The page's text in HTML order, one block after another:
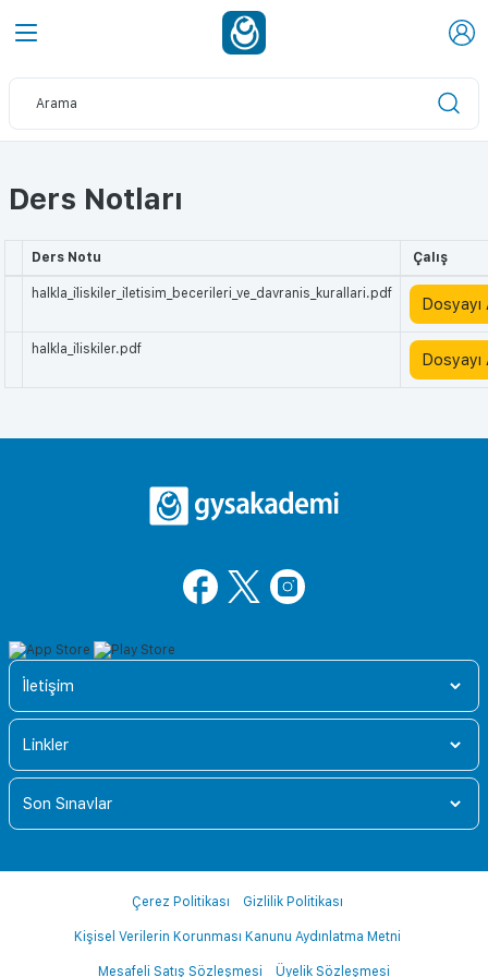
Ders Notları
Ders Notu Çalış
halkla_i̇liskiler_i̇letisim_becerileri_ve_davranis_kurallari.pdf
Dosyayı
halkla_i̇liskiler.pdf
Dosyayı
İletişim
Linkler
Son Sınavlar
Çerez Politikası Gizlilik Politikası
Kişisel Verilerin Korunması Kanunu Aydınlatma Metni
Mesafeli Satış Sözleşmesi Üyelik Sözleşmesi